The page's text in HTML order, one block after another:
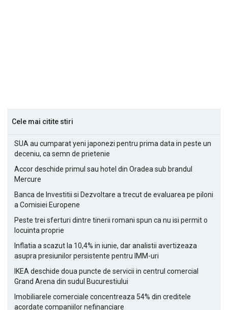
Cele mai citite stiri
SUA au cumparat yeni japonezi pentru prima data in peste un
deceniu, ca semn de prietenie
Accor deschide primul sau hotel din Oradea sub brandul
Mercure
Banca de Investitii si Dezvoltare a trecut de evaluarea pe piloni
a Comisiei Europene
Peste trei sferturi dintre tinerii romani spun ca nu isi permit o
locuinta proprie
Inflatia a scazut la 10,4% in iunie, dar analistii avertizeaza
asupra presiunilor persistente pentru IMM-uri
IKEA deschide doua puncte de servicii in centrul comercial
Grand Arena din sudul Bucurestiului
Imobiliarele comerciale concentreaza 54% din creditele
acordate companiilor nefinanciare